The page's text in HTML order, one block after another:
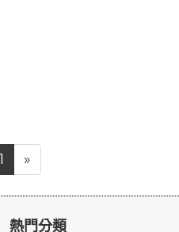
1 »
熱門分類